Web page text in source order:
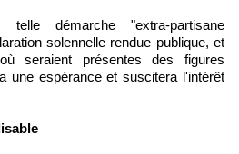
démarche "extra-partisane
solennelle rendue publique, et
seraient présentes des figures
une espérance et suscitera l'intérêt